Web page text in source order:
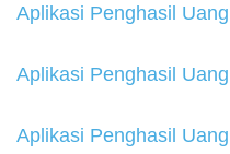
Aplikasi Penghasil
Aplikasi Penghasil
Aplikasi Penghasil